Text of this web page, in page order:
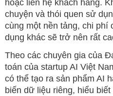
hoặc liên hệ khách hàng.
chuyện và thói quen sử
cùng một nền tảng, chi phí
dụng khác sẽ trở nên rất
Theo các chuyên gia của
toán của startup AI Việt
có thể tạo ra sản phẩm AI
biến dữ liệu riêng, hiểu